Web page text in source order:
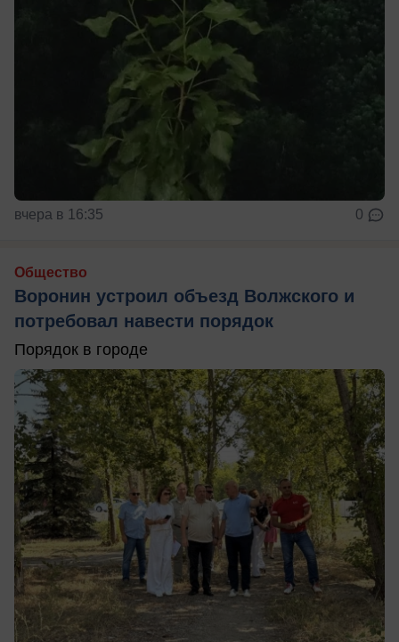
вчера в 16:35 0
Общество
Воронин устроил объезд Волжского и
потребовал навести порядок
Порядок в городе